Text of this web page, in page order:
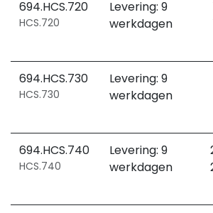
694.HCS.720
HCS.720
Levering: 9
werkdagen
694.HCS.730
HCS.730
Levering: 9
werkdagen
694.HCS.740
HCS.740
Levering: 9
werkdagen